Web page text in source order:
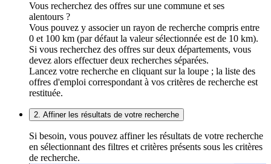
Vous recherchez des offres sur une commune et ses
alentours ?
Vous pouvez y associer un rayon de recherche compris entre
0 et 100 km (par défaut la valeur sélectionnée est de 10 km).
Si vous recherchez des offres sur deux départements, vous
devez alors effectuer deux recherches séparées.
Lancez votre recherche en cliquant sur la loupe ; la liste des
offres d'emploi correspondant à vos critères de recherche est
restituée.
2. Affiner les résultats de votre recherche
Si besoin, vous pouvez affiner les résultats de votre recherche
en sélectionnant des filtres et critères présents sous les critères
de recherche.